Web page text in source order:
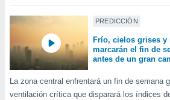
nuestros
y análisis
en
así como
perfil
PREDICCIÓN
Frío, cielos grises y
marcarán el fin de
antes de un gran
La zona central enfrentará un fin de semana
ventilación crítica que disparará los índices